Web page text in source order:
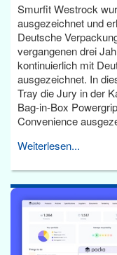
Smurfit Westrock
ausgezeichnet und
Deutsche
vergangenen drei
kontinuierlich mit
ausgezeichnet. In
Tray die Jury in der
Bag-in-Box
Convenience
Weiterlesen...